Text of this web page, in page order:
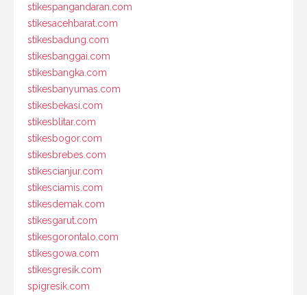
stikespangandaran.com
stikesacehbarat.com
stikesbadung.com
stikesbanggai.com
stikesbangka.com
stikesbanyumas.com
stikesbekasi.com
stikesblitar.com
stikesbogor.com
stikesbrebes.com
stikescianjur.com
stikesciamis.com
stikesdemak.com
stikesgarut.com
stikesgorontalo.com
stikesgowa.com
stikesgresik.com
spigresik.com